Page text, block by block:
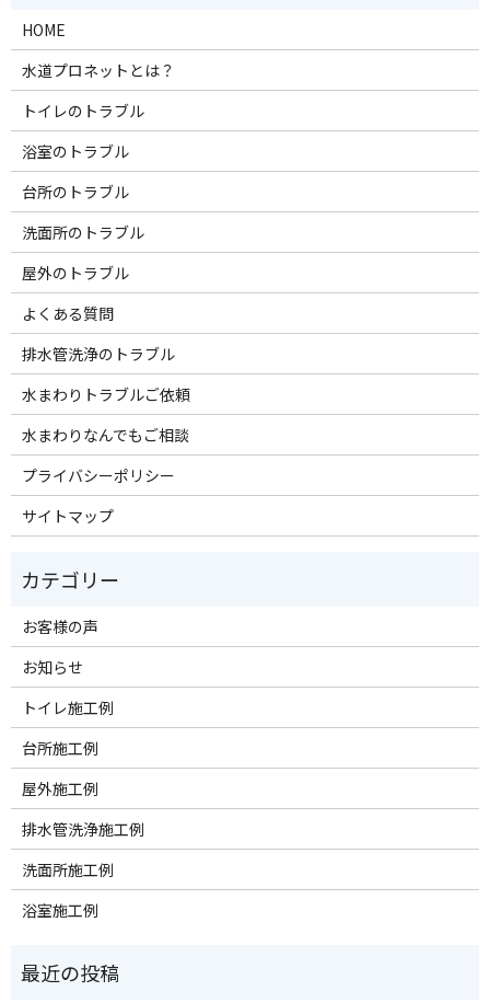
HOME
水道プロネットとは？
トイレのトラブル
浴室のトラブル
台所のトラブル
洗面所のトラブル
屋外のトラブル
よくある質問
排水管洗浄のトラブル
水まわりトラブルご依頼
水まわりなんでもご相談
プライバシーポリシー
サイトマップ
お客様の声
お知らせ
トイレ施工例
台所施工例
屋外施工例
排水管洗浄施工例
洗面所施工例
浴室施工例